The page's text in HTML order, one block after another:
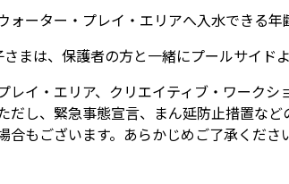
ォーター・プレイ・エリアへ入水できる年
まは、保護者の方と一緒にプールサイド
レイ・エリア、クリエイティブ・ワーク
だし、緊急事態宣言、まん延防止措置な
合もございます。あらかじめご了承くださ